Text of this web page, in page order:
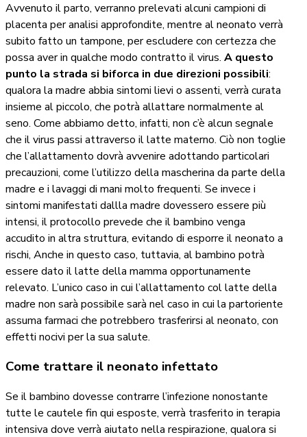
Avvenuto il parto, verranno prelevati alcuni campioni di
placenta per analisi approfondite, mentre al neonato verrà
subito fatto un tampone, per escludere con certezza che
possa aver in qualche modo contratto il virus. A questo
punto la strada si biforca in due direzioni possibili:
qualora la madre abbia sintomi lievi o assenti, verrà curata
insieme al piccolo, che potrà allattare normalmente al
seno. Come abbiamo detto, infatti, non c’è alcun segnale
che il virus passi attraverso il latte materno. Ciò non toglie
che l’allattamento dovrà avvenire adottando particolari
precauzioni, come l’utilizzo della mascherina da parte della
madre e i lavaggi di mani molto frequenti. Se invece i
sintomi manifestati dallla madre dovessero essere più
intensi, il protocollo prevede che il bambino venga
accudito in altra struttura, evitando di esporre il neonato a
rischi, Anche in questo caso, tuttavia, al bambino potrà
essere dato il latte della mamma opportunamente
relevato. L’unico caso in cui l’allattamento col latte della
madre non sarà possibile sarà nel caso in cui la partoriente
assuma farmaci che potrebbero trasferirsi al neonato, con
effetti nocivi per la sua salute.
Come trattare il neonato infettato
Se il bambino dovesse contrarre l’infezione nonostante
tutte le cautele fin qui esposte, verrà trasferito in terapia
intensiva dove verrà aiutato nella respirazione, qualora si